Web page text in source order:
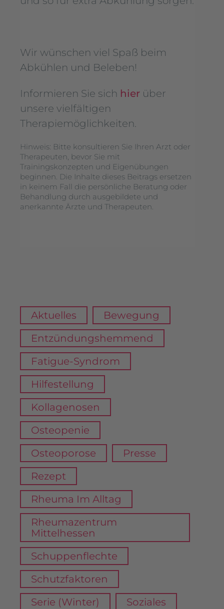
Wir wünschen viel Spaß beim
Abkühlen und Beleben!
Informieren Sie sich hier über
unsere vielfältigen
Therapiemöglichkeiten.
Hinweis: Bitte konsultieren Sie Ihren Arzt oder
Therapeuten, bevor Sie mit
Trainingskonzepten und Eigenübungen
beginnen. Die Inhalte dieses Beitrags ersetzen
in keinem Fall die persönliche Beratung oder
Behandlung durch ausgebildete und
anerkannte Ärzte und Therapeuten.
Aktuelles
Bewegung
Entzündungshemmend
Fatigue-Syndrom
Hilfestellung
Kollagenosen
Osteopenie
Osteoporose
Presse
Rezept
Rheuma Im Alltag
Rheumazentrum
Mittelhessen
Schuppenflechte
Schutzfaktoren
Serie (Winter)
Soziales